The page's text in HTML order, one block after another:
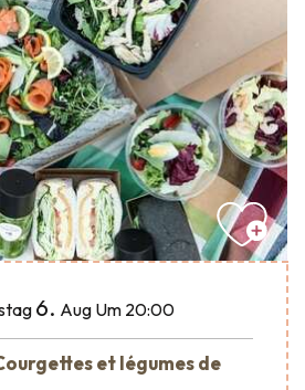
6. Aug Um 20:00
et légumes de